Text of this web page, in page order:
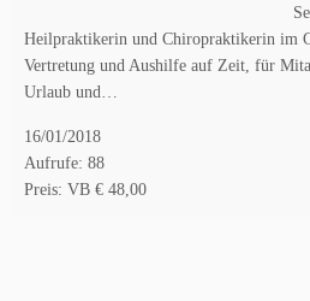
Heilpraktikerin und Chiropraktikerin im
Vertretung und Aushilfe auf Zeit, für
Urlaub und…
16/01/2018
Aufrufe: 88
Preis: VB € 48,00